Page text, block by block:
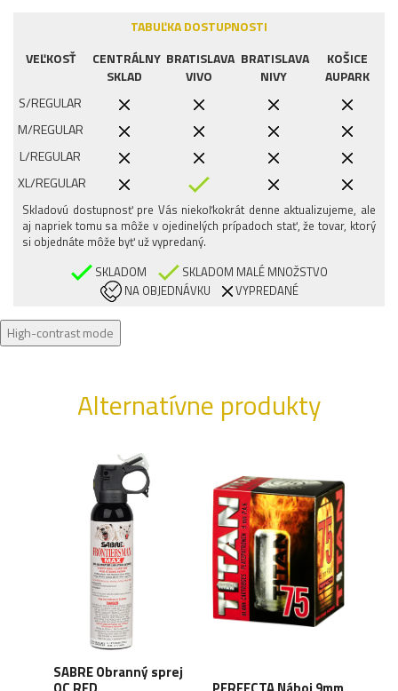
TABUĽKA DOSTUPNOSTI
VEĽKOSŤ
CENTRÁLNY
SKLAD
BRATISLAVA
VIVO
BRATISLAVA
NIVY
KOŠICE
AUPARK
S/REGULAR
M/REGULAR
L/REGULAR
XL/REGULAR
Skladovú dostupnosť pre Vás niekoľkokrát denne aktualizujeme, ale
aj napriek tomu sa môže v ojedinelých prípadoch stať, že tovar, ktorý
si objednáte môže byť už vypredaný.
SKLADOM
SKLADOM MALÉ MNOŽSTVO
NA OBJEDNÁVKU
VYPREDANÉ
High-contrast mode
Alternatívne produkty
SABRE Obranný sprej